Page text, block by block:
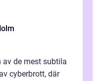
av de mest subtila
cyberbrott, där